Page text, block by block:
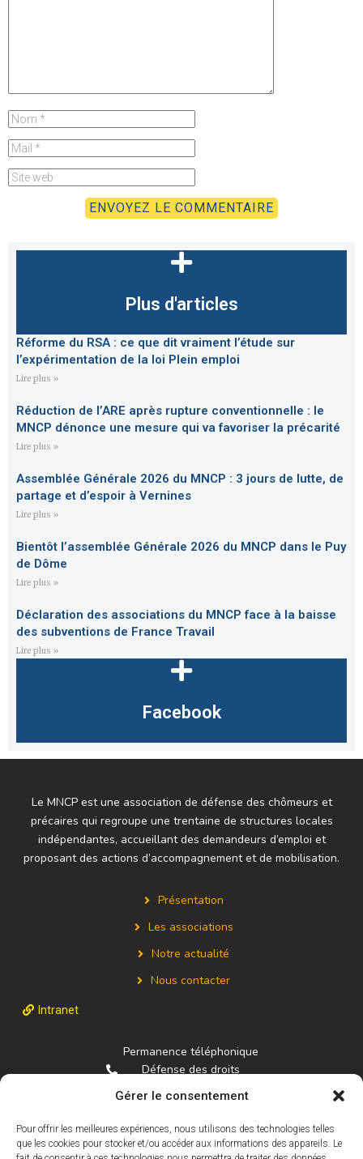
Gérer le consentement
Pour offrir les meilleures expériences, nous utilisons des technologies telles
que les cookies pour stocker et/ou accéder aux informations des appareils. Le
Plus d'articles
Réforme du RSA : ce que dit vraiment l’étude sur
l’expérimentation de la loi Plein emploi
Lire plus »
Réduction de l’ARE après rupture conventionnelle : le
MNCP dénonce une mesure qui va favoriser la précarité
Lire plus »
Assemblée Générale 2026 du MNCP : 3 jours de lutte, de
partage et d’espoir à Vernines
Lire plus »
Bientôt l’assemblée Générale 2026 du MNCP dans le Puy
de Dôme
Lire plus »
Déclaration des associations du MNCP face à la baisse
des subventions de France Travail
Lire plus »
Facebook
Le MNCP est une association de défense des chômeurs et
précaires qui regroupe une trentaine de structures locales
indépendantes, accueillant des demandeurs d’emploi et
proposant des actions d’accompagnement et de mobilisation.
Présentation
Les associations
Notre actualité
Nous contacter
Intranet
Permanence téléphonique
Défense des droits
01.84.16.94.22
01.40.03.90.66
federationmncp@gmail.com